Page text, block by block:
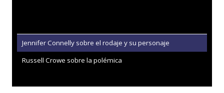
Jennifer Connelly sobre el rodaje y su personaje
Russell Crowe sobre la polémica